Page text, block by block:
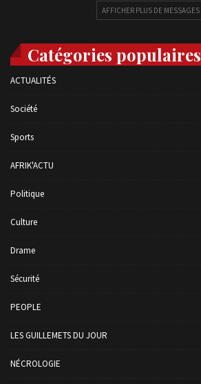
AFFICHER PLUS DE MESSAGES
Catégories populaires
ACTUALITÉS
Société
Sports
AFRIK'ACTU
Politique
Culture
Drame
Sécurité
PEOPLE
LES GUILLEMETS DU JOUR
NÉCROLOGIE